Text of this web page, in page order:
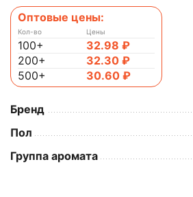
Оптовые цены:
Кол-во
100+
200+
500+
Цены
32.98 ₽
32.30 ₽
30.60 ₽
Бренд
Пол
Группа аромата